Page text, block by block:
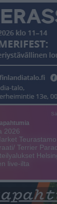
2026
Teurastamo
Terrier
live-ilta